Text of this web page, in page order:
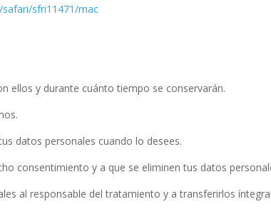
sfri11471/mac
ellos y durante cuánto tiempo se conservarán.
datos personales cuando lo desees.
consentimiento y a que se eliminen tus datos
al responsable del tratamiento y a transferirlos